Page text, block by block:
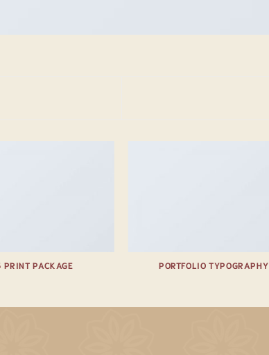
PRINT PACKAGE PORTFOLIO TYPOGRAPHY